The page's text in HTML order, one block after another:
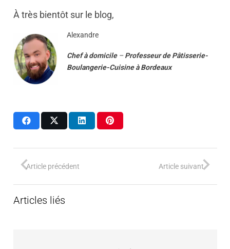
À très bientôt sur le blog,
Alexandre
Chef à domicile–Professeur de Pâtisserie-
Boulangerie-Cuisine à Bordeaux
Article précédent Article suivant
Articles liés